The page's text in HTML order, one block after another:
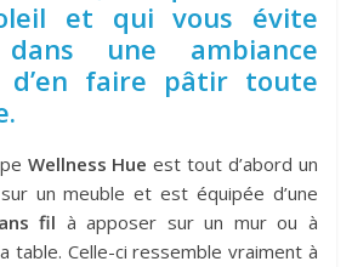
et qui vous évite
dans une ambiance
d’en faire pâtir toute
Wellness Hue est tout d’abord un
un meuble et est équipée d’une
fil à apposer sur un mur ou à
table. Celle-ci ressemble vraiment à